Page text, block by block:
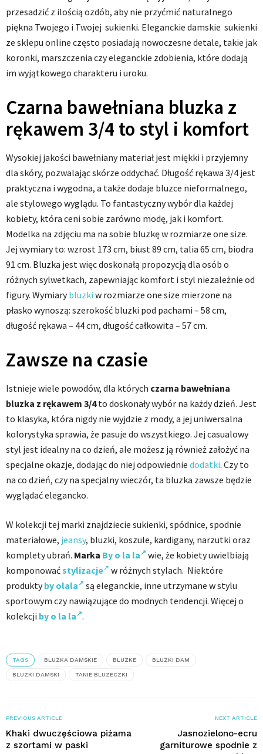
przesadzić z ilością ozdób, aby nie przyćmić naturalnego
piękna Twojego i Twojej sukienki. Eleganckie damskie sukienki
ze sklepu online często posiadają nowoczesne detale, takie jak
koronki, marszczenia czy eleganckie zdobienia, które dodają
im wyjątkowego charakteru i uroku.
Czarna bawełniana bluzka z
rękawem 3/4 to styl i komfort
Wysokiej jakości bawełniany materiał jest miękki i przyjemny
dla skóry, pozwalając skórze oddychać. Długość rękawa 3/4 jest
praktyczna i wygodna, a także dodaje bluzce nieformalnego,
ale stylowego wyglądu. To fantastyczny wybór dla każdej
kobiety, która ceni sobie zarówno modę, jak i komfort.
Modelka na zdjęciu ma na sobie bluzkę w rozmiarze one size.
Jej wymiary to: wzrost 173 cm, biust 89 cm, talia 65 cm, biodra
91 cm. Bluzka jest więc doskonałą propozycją dla osób o
różnych sylwetkach, zapewniając komfort i styl niezależnie od
figury. Wymiarybluzki w rozmiarze one size mierzone na
płasko wynoszą: szerokość bluzki pod pachami – 58 cm,
długość rękawa – 44 cm, długość całkowita – 57 cm.
Zawsze na czasie
Istnieje wiele powodów, dla których czarna bawełniana
bluzka z rękawem 3/4to doskonały wybór na każdy dzień. Jest
to klasyka, która nigdy nie wyjdzie z mody, a jej uniwersalna
kolorystyka sprawia, że pasuje do wszystkiego. Jej casualowy
styl jest idealny na co dzień, ale możesz ją również założyć na
specjalne okazje, dodając do niej odpowiednie dodatki. Czy to
na co dzień, czy na specjalny wieczór, ta bluzka zawsze będzie
wyglądać elegancko.
W kolekcji tej marki znajdziecie sukienki, spódnice, spodnie
materiałowe, jeansy, bluzki, koszule, kardigany, narzutki oraz
komplety ubrań. Marka By o la la
wie, że kobiety uwielbiają
komponowaćstylizacje
w różnych stylach. Niektóre
produktyby olala
są eleganckie, inne utrzymane w stylu
sportowym czy nawiązujące do modnych tendencji. Więcej o
kolekcji by o la la .
TAGS BLUZKA DAMSKIE BLUZKE BLUZKI DAM
BLUZKI DAMSKI TANIE BLUZECZKI
PREVIOUS ARTICLE
Khaki dwuczęściowa piżama
z szortami w paski
NEXT ARTICLE
Jasnozielono-ecru
garniturowe spodnie z